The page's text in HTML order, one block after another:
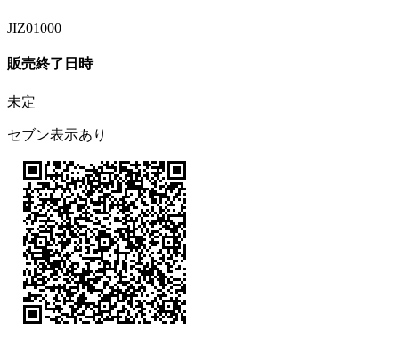
JIZ01000
販売終了日時
未定
セブン表示あり